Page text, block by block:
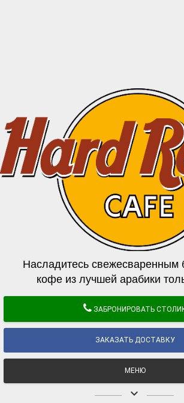
Насладитесь свежесваренным
кофе из лучшей арабики
ЗАБРОНИРОВАТЬ
ЗАКАЗАТЬ ДОСТАВКУ
МЕНЮ
keyboard_arrow_down